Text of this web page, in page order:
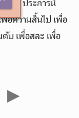
ม ๙ ประการนี้
พื่อความสิ้นไป เพื่อ
ดับ เพื่อสละ เพื่อ
▶